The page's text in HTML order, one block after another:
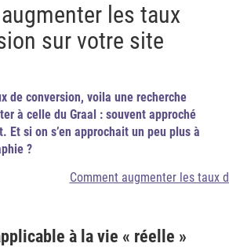
les taux
sur votre site
de conversion, voila une recherche
à celle du Graal : souvent approché
Et si on s’en approchait un peu plus à
?
à la vie « réelle »